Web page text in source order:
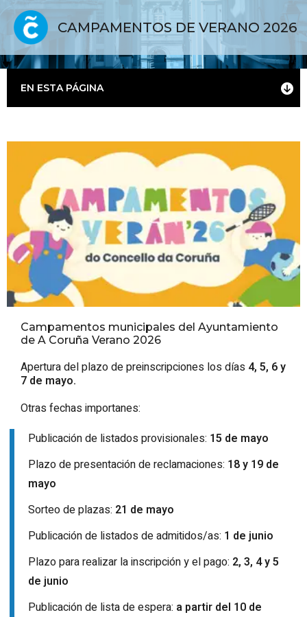
CAMPAMENTOS DE VERANO 2026
EN ESTA PÁGINA
Campamentos municipales del Ayuntamiento
de A Coruña Verano 2026
Apertura del plazo de preinscripciones los días 4, 5, 6 y
7 de mayo.
Otras fechas importanes:
Publicación de listados provisionales: 15 de mayo
Plazo de presentación de reclamaciones: 18 y 19 de
mayo
Sorteo de plazas: 21 de mayo
Publicación de listados de admitidos/as: 1 de junio
Plazo para realizar la inscripción y el pago: 2, 3, 4 y 5
de junio
Publicación de lista de espera: a partir del 10 de